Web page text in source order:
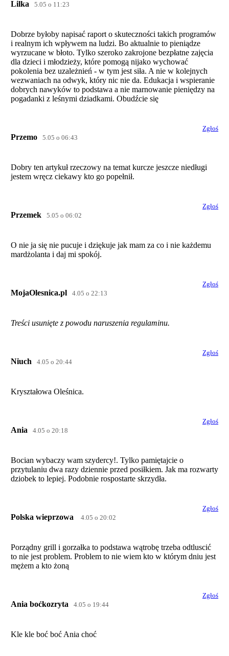
Lilka 5.05 o 11:23
Dobrze byłoby napisać raport o skuteczności takich programów
i realnym ich wpływem na ludzi. Bo aktualnie to pieniądze
wyrzucane w błoto. Tylko szeroko zakrojone bezpłatne zajęcia
dla dzieci i młodzieży, które pomogą nijako wychować
pokolenia bez uzależnień - w tym jest siła. A nie w kolejnych
wezwaniach na odwyk, który nic nie da. Edukacja i wspieranie
dobrych nawyków to podstawa a nie marnowanie pieniędzy na
pogadanki z leśnymi dziadkami. Obudźcie się
Zgłoś
Przemo 5.05 o 06:43
Dobry ten artykuł rzeczowy na temat kurcze jeszcze niedługi
jestem wręcz ciekawy kto go popełnił.
Zgłoś
Przemek 5.05 o 06:02
O nie ja się nie pucuje i dziękuje jak mam za co i nie każdemu
mardżolanta i daj mi spokój.
Zgłoś
MojaOlesnica.pl 4.05 o 22:13
Treści usunięte z powodu naruszenia regulaminu.
Zgłoś
Niuch 4.05 o 20:44
Kryształowa Oleśnica.
Zgłoś
Ania 4.05 o 20:18
Bocian wybaczy wam szydercy!. Tylko pamiętajcie o
przytulaniu dwa razy dziennie przed posiłkiem. Jak ma rozwarty
dziobek to lepiej. Podobnie rospostarte skrzydła.
Zgłoś
Polska wieprzowa 4.05 o 20:02
Porządny grill i gorzałka to podstawa wątrobę trzeba odtluscić
to nie jest problem. Problem to nie wiem kto w którym dniu jest
mężem a kto żoną
Zgłoś
Ania boćkozryta 4.05 o 19:44
Kle kle boć boć Ania choć